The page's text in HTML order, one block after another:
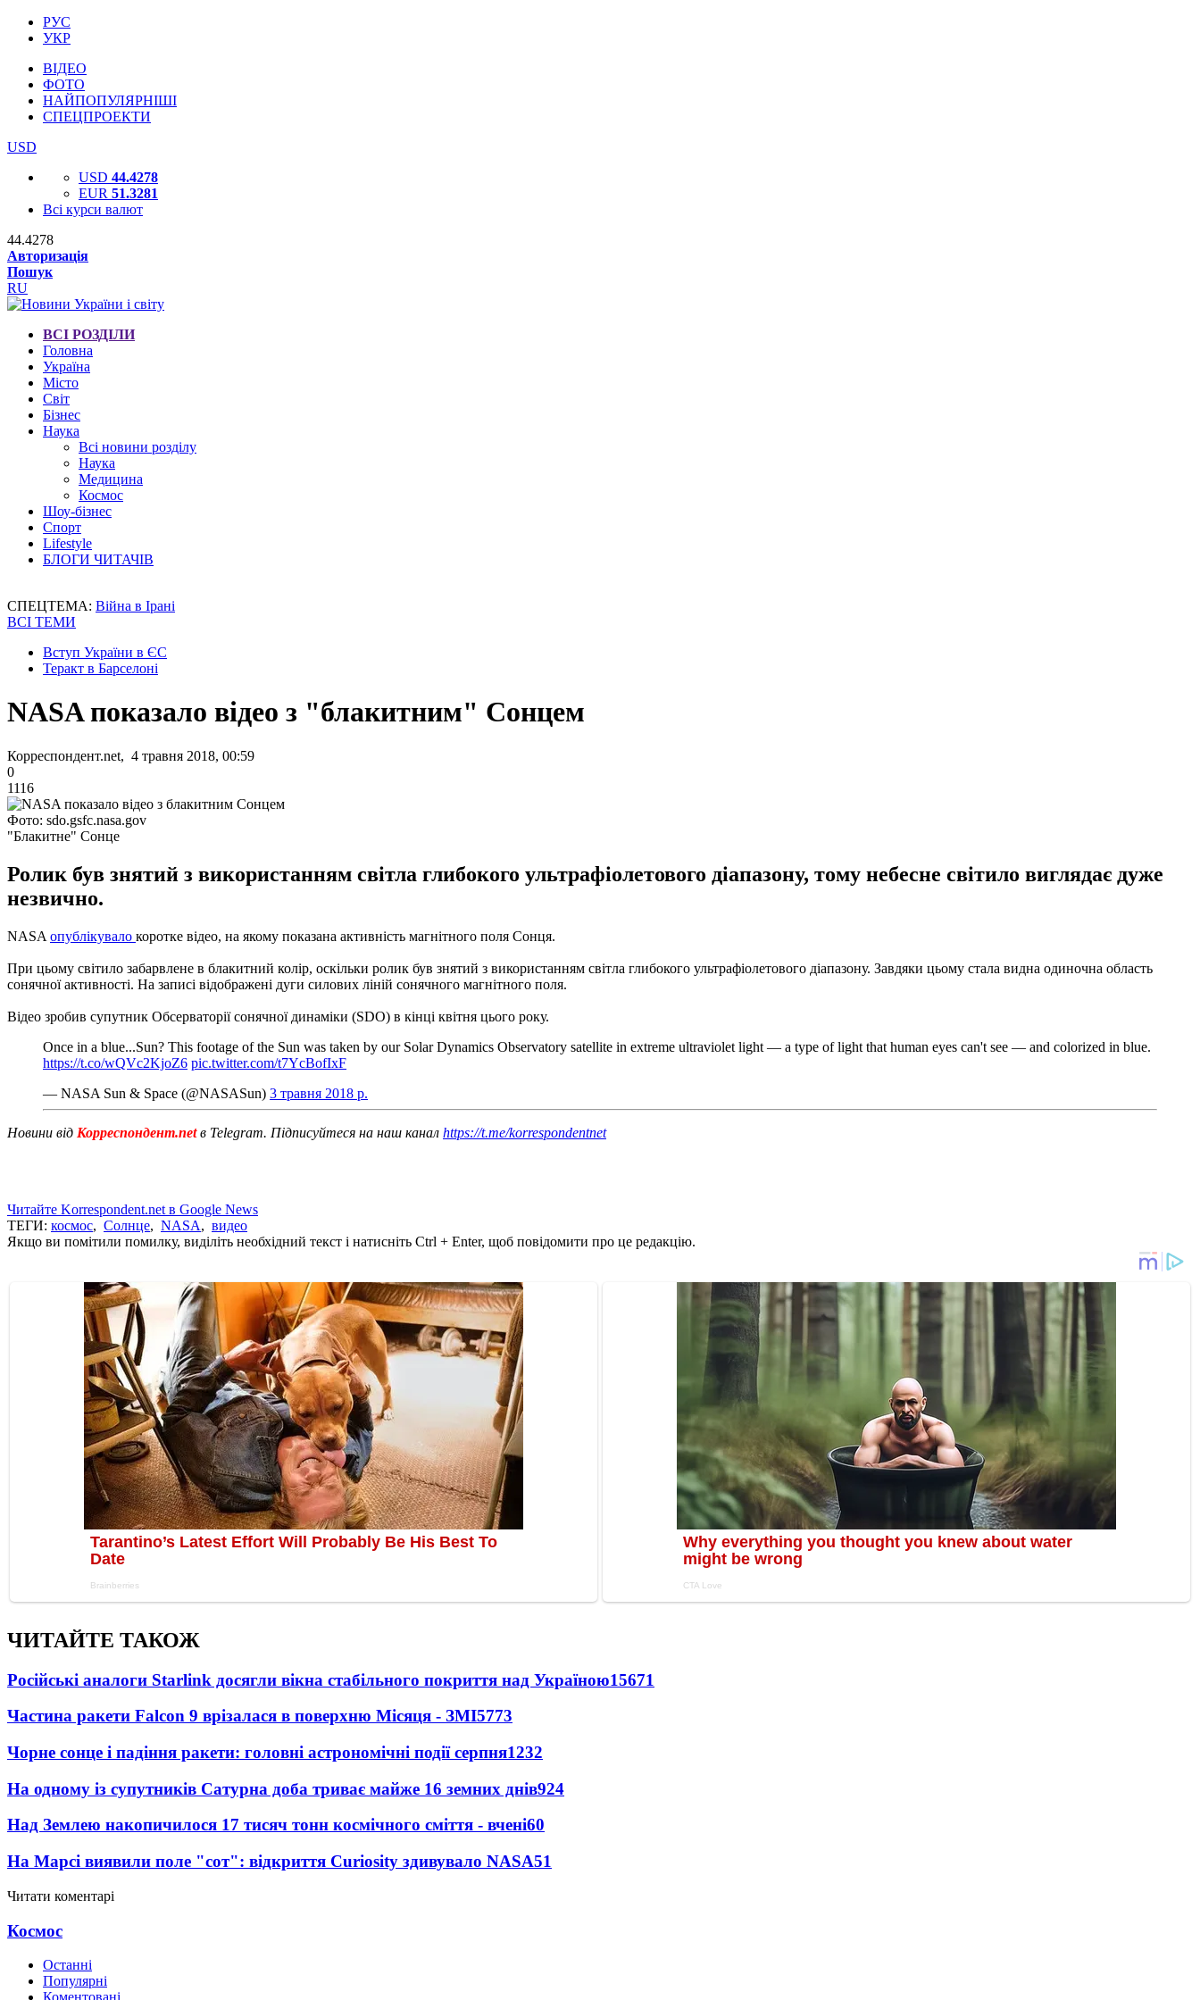
РУС
УКР
ВІДЕО
ФОТО
НАЙПОПУЛЯРНІШІ
СПЕЦПРОЕКТИ
USD
USD 44.4278
EUR 51.3281
Всі курси валют
44.4278
Авторизація
Пошук
RU
ВСІ РОЗДІЛИ
Головна
Україна
Місто
Світ
Бізнес
Наука
Всі новини розділу
Наука
Медицина
Космос
Шоу-бізнес
Спорт
Lifestyle
БЛОГИ ЧИТАЧІВ
СПЕЦТЕМА: Війна в Ірані
ВСІ ТЕМИ
Вступ України в ЄС
Теракт в Барселоні
NASA показало відео з "блакитним" Сонцем
Корреспондент.net, 4 травня 2018, 00:59
0
1116
Фото: sdo.gsfc.nasa.gov
"Блакитне" Сонце
Ролик був знятий з використанням світла глибокого ультрафіолетового діапазону, тому небесне світило виглядає дуже
незвично.
NASA опублікувало коротке відео, на якому показана активність магнітного поля Сонця.
При цьому світило забарвлене в блакитний колір, оскільки ролик був знятий з використанням світла глибокого ультрафіолетового діапазону. Завдяки цьому стала видна одиночна область
сонячної активності. На записі відображені дуги силових ліній сонячного магнітного поля.
Відео зробив супутник Обсерваторії сонячної динаміки (SDO) в кінці квітня цього року.
Once in a blue...Sun? This footage of the Sun was taken by our Solar Dynamics Observatory satellite in extreme ultraviolet light — a type of light that human eyes can't see — and colorized in blue.
https://t.co/wQVc2KjoZ6 pic.twitter.com/t7YcBofIxF
— NASA Sun & Space (@NASASun) 3 травня 2018 р.
Новини від Корреспондент.netв Telegram. Підписуйтеся на наш канал https://t.me/korrespondentnet
Читайте Korrespondent.net в Google News
ТЕГИ: космос, Солнце, NASA, видео
Якщо ви помітили помилку, виділіть необхідний текст і натисніть Ctrl + Enter, щоб повідомити про це редакцію.
ЧИТАЙТЕ ТАКОЖ
Російські аналоги Starlink досягли вікна стабільного покриття над Україною15671
Частина ракети Falcon 9 врізалася в поверхню Місяця - ЗМІ5773
Чорне сонце і падіння ракети: головні астрономічні події серпня1232
На одному із супутників Сатурна доба триває майже 16 земних днів924
Над Землею накопичилося 17 тисяч тонн космічного сміття - вчені60
На Марсі виявили поле "сот": відкриття Curiosity здивувало NASA51
Читати коментарі
Космос
Останні
Популярні